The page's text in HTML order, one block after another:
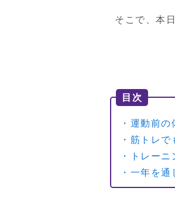
そこで、本
目次
・運動前
・筋トレ
・トレー
・一年を